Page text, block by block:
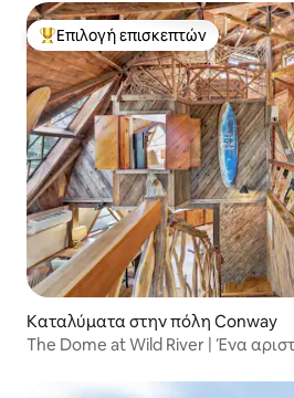
Κορυφαία επιλογή επισκεπτών
Επιλογή επισκεπτών
Καταλύματα στην πόλη Conway
The Dome at Wild River | Ένα